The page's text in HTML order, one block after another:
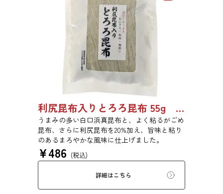
利尻昆布入りとろろ昆布 55g 単品 5袋セット 20袋セット 1842
うまみの多い白口浜真昆布と、よく粘るがごめ
昆布、さらに利尻昆布を20%加え、旨味と粘り
のあるまろやかな風味に仕上げました。
¥486 (税込)
詳細はこちら